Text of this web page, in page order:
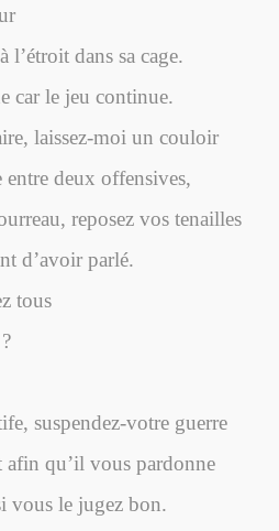
dans sa cage.
car le jeu continue.
laissez-moi un couloir
deux offensives,
reposez vos tenailles
d’avoir parlé.
tous
suspendez-votre guerre
qu’il vous pardonne
vous le jugez bon.